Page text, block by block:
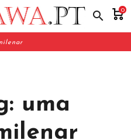
search 0
uma